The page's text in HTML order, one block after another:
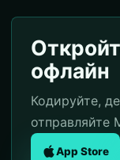
офлайн
Кодируйте,
отправляйте
App Store